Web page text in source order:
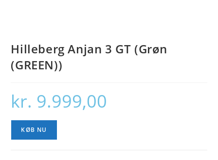
Hilleberg Anjan 3 GT (Grøn
(GREEN))
kr. 9.999,00
KØB NU